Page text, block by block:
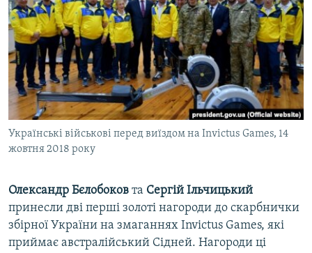
СПЕЦПРОЕКТИ
ДЕПОРТАЦІЯ
ВІДЕОУРОКИ «ELIFBE»
СВІДЧЕННЯ ОКУПАЦІЇ
УКРАЇНСЬКА ПРОБЛЕМА КРИМУ
ІНФОГРАФІКА
ЯК ОБІЙТИ БЛОКУВАННЯ
Русский
Qırımtatar
ДОЛУЧАЙСЯ!
Усі сайти RFE/RL
Українські військові перед виїздом на Invictus Games, 14
жовтня 2018 року
Олександр Бєлобоков та Сергій Ільчицький
принесли дві перші золоті нагороди до скарбнички
збірної України на змаганнях Invictus Games, які
приймає австралійський Сідней. Нагороди ці